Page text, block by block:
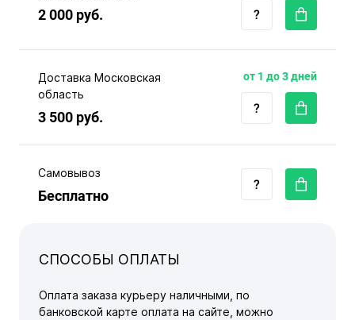
2 000 руб.
Доставка Московская
область
3 500 руб.
от 1 до 3 дней
Самовывоз
Бесплатно
СПОСОБЫ ОПЛАТЫ
Оплата заказа курьеру наличными, по
банковской карте оплата на сайте, можно